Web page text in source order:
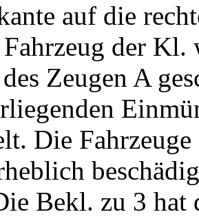
auf die
der
Zeugen A
Die
Bekl. zu 3 hat